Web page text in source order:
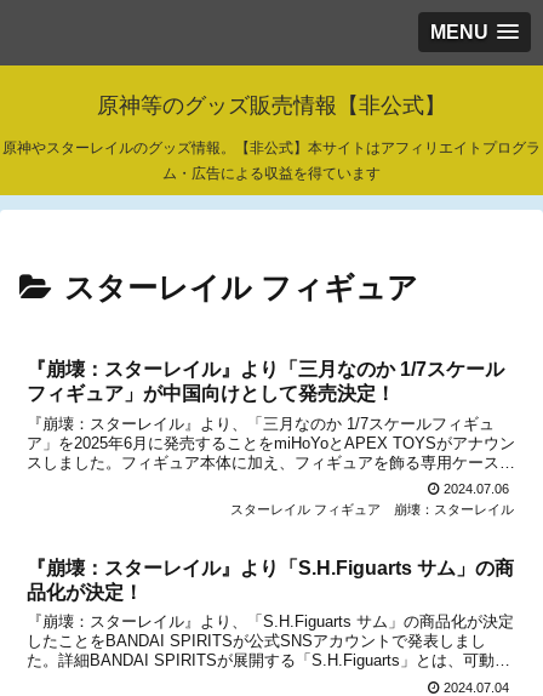
MENU
原神等のグッズ販売情報【非公式】
原神やスターレイルのグッズ情報。【非公式】本サイトはアフィリエイトプログラ
ム・広告による収益を得ています
スターレイル フィギュア
『崩壊：スターレイル』より「三月なのか 1/7スケール
フィギュア」が中国向けとして発売決定！
『崩壊：スターレイル』より、「三月なのか 1/7スケールフィギュ
ア」を2025年6月に発売することをmiHoYoとAPEX TOYSがアナウン
スしました。フィギュア本体に加え、フィギュアを飾る専用ケースも
発売されます。いずれのアイテムも、「ホタル コントローラー」と
共に天猫miHoYo旗舰店と米游铺...
2024.07.06
スターレイル フィギュア
崩壊：スターレイル
『崩壊：スターレイル』より「S.H.Figuarts サム」の商
品化が決定！
『崩壊：スターレイル』より、「S.H.Figuarts サム」の商品化が決定
したことをBANDAI SPIRITSが公式SNSアカウントで発表しまし
た。詳細BANDAI SPIRITSが展開する「S.H.Figuarts」とは、可動に
よるキャラクター表現の追求をテーマに、「造形」「可動」「彩色」
2024.07.04